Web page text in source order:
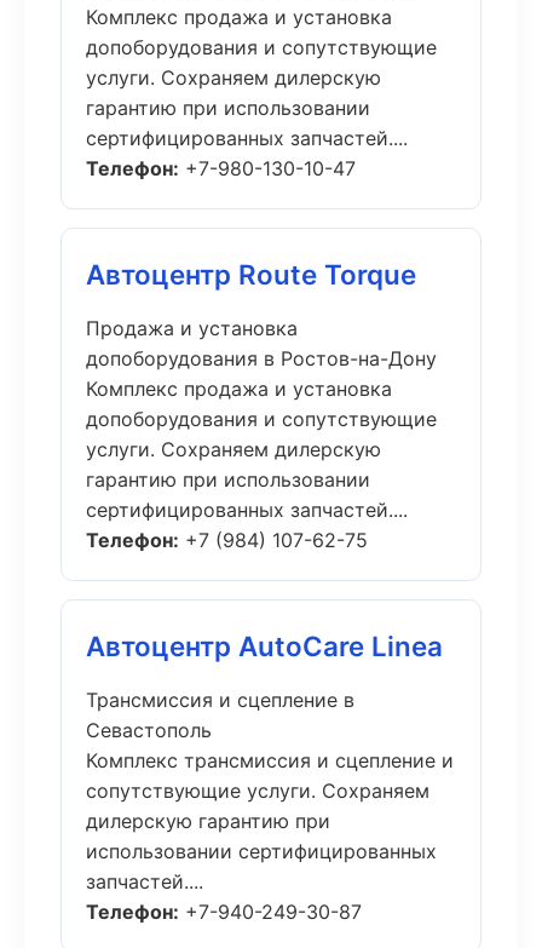
Комплекс продажа и установка
допоборудования и сопутствующие
услуги. Сохраняем дилерскую
гарантию при использовании
сертифицированных запчастей....
Телефон: +7-980-130-10-47
Автоцентр Route Torque
Продажа и установка
допоборудования в Ростов-на-Дону
Комплекс продажа и установка
допоборудования и сопутствующие
услуги. Сохраняем дилерскую
гарантию при использовании
сертифицированных запчастей....
Телефон: +7 (984) 107-62-75
Автоцентр AutoCare Linea
Трансмиссия и сцепление в
Севастополь
Комплекс трансмиссия и сцепление и
сопутствующие услуги. Сохраняем
дилерскую гарантию при
использовании сертифицированных
запчастей....
Телефон: +7-940-249-30-87